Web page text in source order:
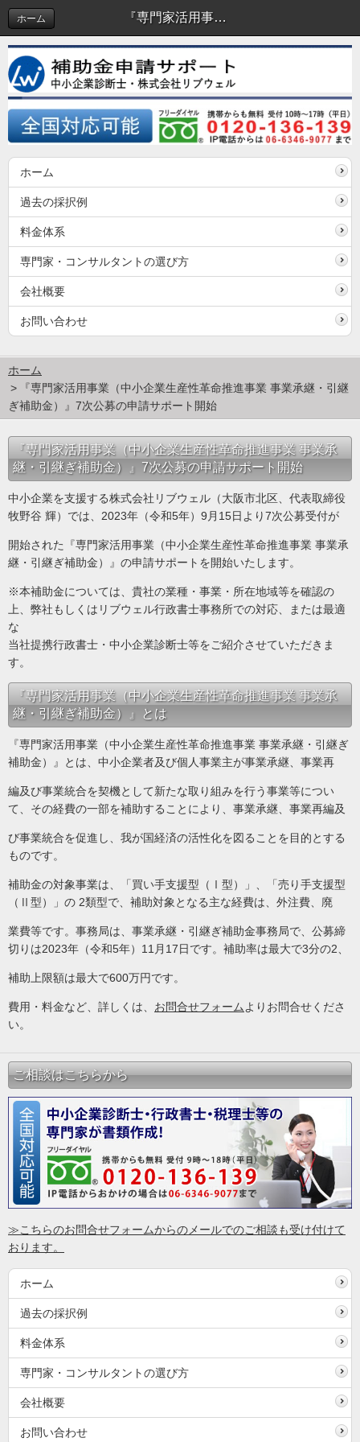
『専門家活用事業（中小企業生産性革命推進事業 事業承継・引継ぎ補助金）』7次公募の申請サポート開始
ホーム
ホーム
過去の採択例
料金体系
専門家・コンサルタントの選び方
会社概要
お問い合わせ
ホーム
『専門家活用事業（中小企業生産性革命推進事業 事業承継・引継
ぎ補助金）』7次公募の申請サポート開始
『専門家活用事業（中小企業生産性革命推進事業 事業承
継・引継ぎ補助金）』7次公募の申請サポート開始
中小企業を支援する株式会社リブウェル（大阪市北区、代表取締役
牧野谷 輝）では、2023年（令和5年）9月15日より7次公募受付が
開始された『専門家活用事業（中小企業生産性革命推進事業 事業承
継・引継ぎ補助金）』の申請サポートを開始いたします。
※本補助金については、貴社の業種・事業・所在地域等を確認の
上、弊社もしくはリブウェル行政書士事務所での対応、または最適
な
当社提携行政書士・中小企業診断士等をご紹介させていただきま
す。
『専門家活用事業（中小企業生産性革命推進事業 事業承
継・引継ぎ補助金）』とは
『専門家活用事業（中小企業生産性革命推進事業 事業承継・引継ぎ
補助金）』とは、中小企業者及び個人事業主が事業承継、事業再
編及び事業統合を契機として新たな取り組みを行う事業等につい
て、その経費の一部を補助することにより、事業承継、事業再編及
び事業統合を促進し、我が国経済の活性化を図ることを目的とする
ものです。
補助金の対象事業は、「買い手支援型（Ⅰ型）」、「売り手支援型
（Ⅱ型）」の 2類型で、補助対象となる主な経費は、外注費、廃
業費等です。事務局は、事業承継・引継ぎ補助金事務局で、公募締
切りは2023年（令和5年）11月17日です。補助率は最大で3分の2、
補助上限額は最大で600万円です。
費用・料金など、詳しくは、 お問合せフォーム よりお問合せくださ
い。
ご相談はこちらから
≫こちらのお問合せフォームからのメールでのご相談も受け付けて
おります。
ホーム
過去の採択例
料金体系
専門家・コンサルタントの選び方
会社概要
お問い合わせ